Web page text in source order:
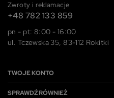
Zwroty i reklamacje
+48 782 133 859
pn - pt: 8:00 - 16:00
ul. Tczewska 35, 83-112 Rokitki
TWOJE KONTO
SPRAWDŹ RÓWNIEŻ